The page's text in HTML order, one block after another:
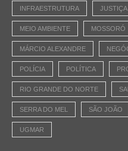
INFRAESTRUTURA
MEIO AMBIENTE MOSSORÓ
MÁRCIO ALEXANDRE
POLÍCIA POLÍTICA
RIO GRANDE DO NORTE
SERRA DO MEL SÃO JOÃO
UGMAR